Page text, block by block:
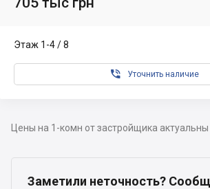
Этаж 1-4 / 8
 Уточнить наличие
Цены на 1-комн от застройщика
Заметили неточность?